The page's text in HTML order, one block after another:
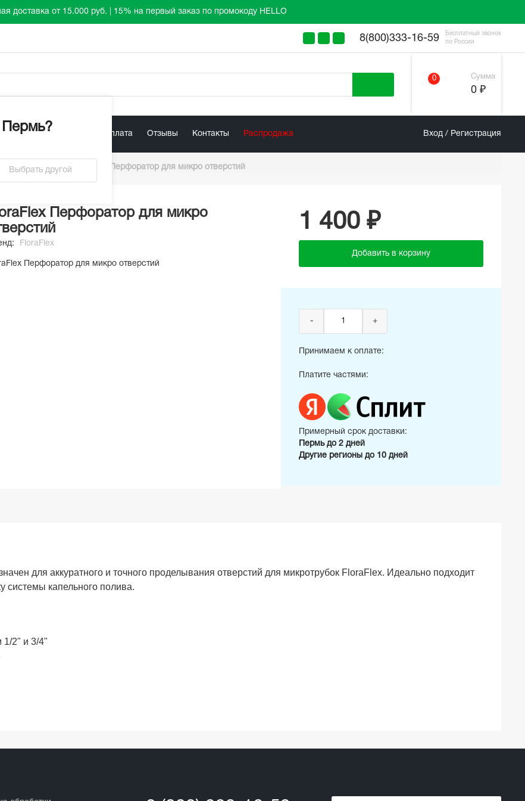
доставка от 15.000 руб. | 15% на первый заказ по промокоду HELLO
8(800)333-16-59
Бесплатный звонок
по России
Пермь?
Выбрать другой
0 Сумма
0 ₽
Акции Доставка / Оплата Отзывы Контакты Распродажа Вход / Регистрация
/ FloraFlex Перфоратор для микро отверстий
Перфоратор для микро
FloraFlex
Перфоратор для микро отверстий
1 400 ₽
Добавить в корзину
- +
Принимаем к оплате:
Платите частями:
Примерный срок доставки:
Пермь до 2 дней
Другие регионы до 10 дней
для аккуратного и точного проделывания отверстий для микротрубок FloraFlex. Идеально подходит
системы капельного полива.
1/2" и 3/4"